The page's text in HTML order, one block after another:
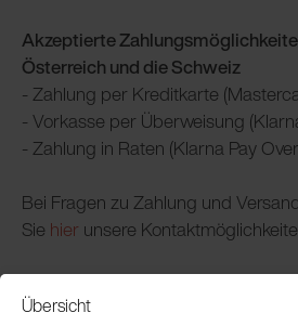
Akzeptierte
Österreich und die Schweiz
- Zahlung per Kreditkarte
- Vorkasse per Überweisung
- Zahlung in Raten (Klarna Pay
Bei Fragen zu Zahlung und
Sie hier unsere
Übersicht